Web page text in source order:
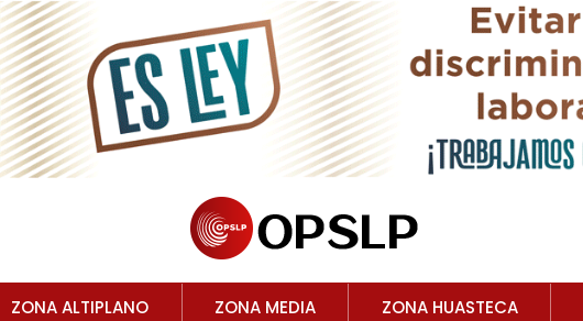
ZONA ALTIPLANO ZONA MEDIA ZONA HUASTECA